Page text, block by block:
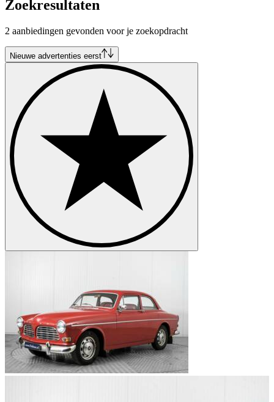
Volvo 480
Volvo 850
Volvo P 121
Volvo P 144
Volvo P 145
Volvo P 1800
Volvo P 210
Volvo PV 444
Zoekresultaten
2 aanbiedingen gevonden voor je zoekopdracht
Nieuwe advertenties eerst